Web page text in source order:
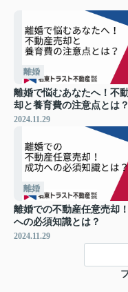
離婚
離婚で悩むあなたへ！不
却と養育費の注意点とは？
2024.11.29
離婚
離婚での不動産任意売却
への必須知識とは？
2024.11.29